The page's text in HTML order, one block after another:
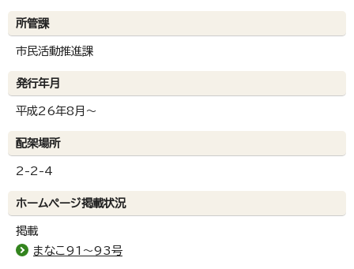
所管課
市民活動推進課
発行年月
平成26年8月～
配架場所
2-2-4
ホームページ掲載状況
掲載
まなこ91～93号